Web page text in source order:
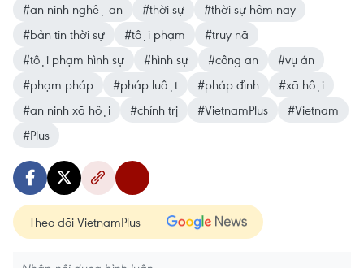
#an ninh nghệ an
#thời sự
#thời sự hôm nay
#bản tin thời sự
#tội phạm
#truy nã
#tội phạm hình sự
#hình sự #công an
#vụ án
#phạm pháp
#pháp luật #pháp đình
#xã hội
#an ninh xã hội
#chính trị #VietnamPlus
#Vietnam
#Plus
Theo dõi VietnamPlus